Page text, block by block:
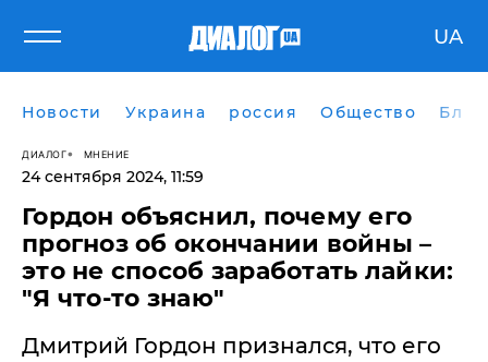
UA
Новости Украина россия Общество
ДИАЛОГ МНЕНИЕ
24 сентября 2024, 11:59
Гордон объяснил, почему его
прогноз об окончании войны –
это не способ заработать лайки:
"Я что-то знаю"
Дмитрий Гордон признался, что его